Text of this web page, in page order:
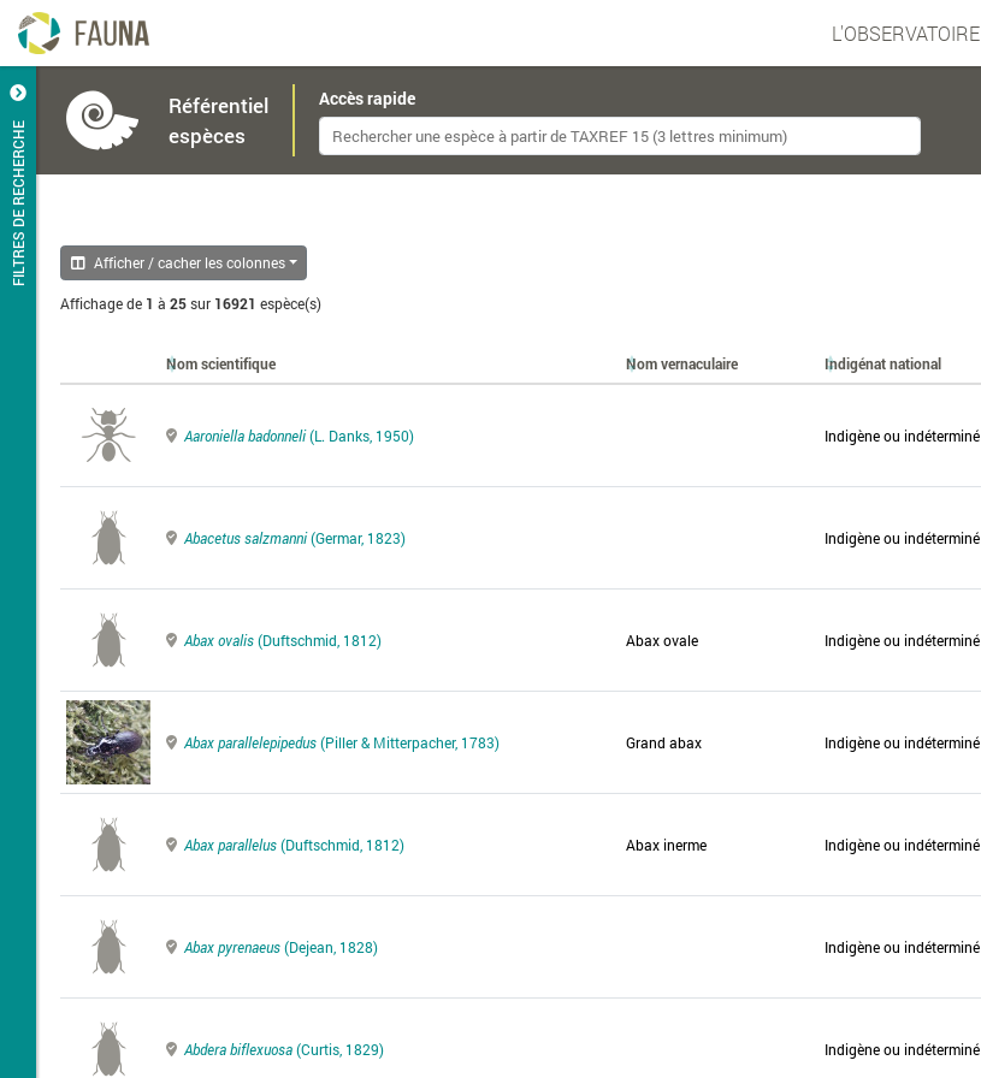
L'OBSERVATOIRE
FILTRES DE RECHERCHE
Référentiel
espèces
Accès rapide
Afficher / cacher les colonnes
Affichage de 1 à 25sur 16921 espèce(s)
Nom scientifique Nom vernaculaire Indigénat national
Aaroniella badonneli(L. Danks, 1950) Indigène ou indéterminé
Abacetus salzmanni(Germar, 1823) Indigène ou indéterminé
Abax ovalis(Duftschmid, 1812) Abax ovale Indigène ou indéterminé
Abax parallelepipedus(Piller & Mitterpacher, 1783) Grand abax Indigène ou indéterminé
Abax parallelus(Duftschmid, 1812) Abax inerme Indigène ou indéterminé
Abax pyrenaeus(Dejean, 1828) Indigène ou indéterminé
Abdera biflexuosa(Curtis, 1829) Indigène ou indéterminé